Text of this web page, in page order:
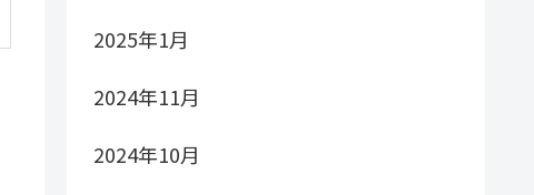
2025年1月
2024年11月
2024年10月